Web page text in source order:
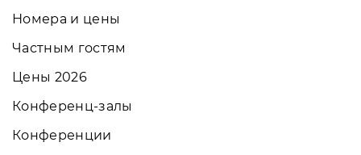
Номера и цены
Частным гостям
Цены 2026
Конференц-залы
Конференции